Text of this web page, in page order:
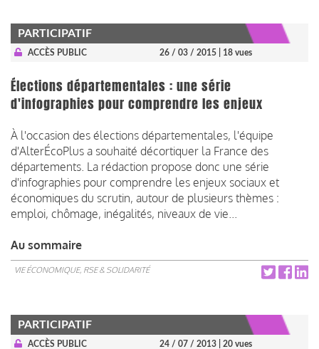
PARTICIPATIF
ACCÈS PUBLIC 26 / 03 / 2015 | 18 vues
Élections départementales : une série
d'infographies pour comprendre les enjeux
À l'occasion des élections départementales, l'équipe
d'AlterÉcoPlus a souhaité décortiquer la France des
départements. La rédaction propose donc une série
d'infographies pour comprendre les enjeux sociaux et
économiques du scrutin, autour de plusieurs thèmes :
emploi, chômage, inégalités, niveaux de vie...
Au sommaire
VIE ÉCONOMIQUE, RSE & SOLIDARITÉ
PARTICIPATIF
ACCÈS PUBLIC 24 / 07 / 2013 | 20 vues